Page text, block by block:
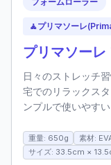
🧘プリマソーレ
プリマソーレ
日々のストレッチ
宅でのリラックス
ンプルで使いやす
重量: 650g
素材:
サイズ: 33.5cm ×